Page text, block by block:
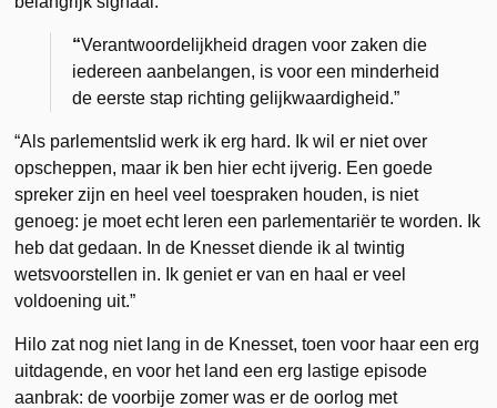
“Verantwoordelijkheid dragen voor zaken die
iedereen aanbelangen, is voor een minderheid
de eerste stap richting gelijkwaardigheid.”
“Als parlementslid werk ik erg hard. Ik wil er niet over
opscheppen, maar ik ben hier echt ijverig. Een goede
spreker zijn en heel veel toespraken houden, is niet
genoeg: je moet echt leren een parlementariër te worden. Ik
heb dat gedaan. In de Knesset diende ik al twintig
wetsvoorstellen in. Ik geniet er van en haal er veel
voldoening uit.”
Hilo zat nog niet lang in de Knesset, toen voor haar een erg
uitdagende, en voor het land een erg lastige episode
aanbrak: de voorbije zomer was er de oorlog met